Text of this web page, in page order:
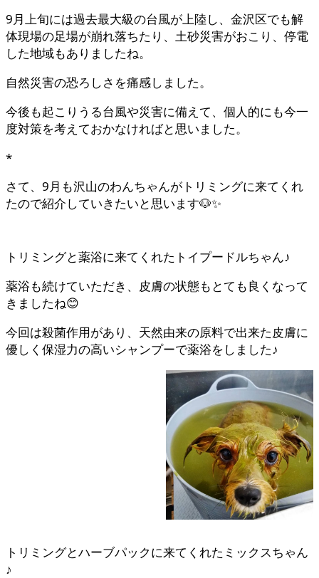
9月上旬には過去最大級の台風が上陸し、金沢区でも解
体現場の足場が崩れ落ちたり、土砂災害がおこり、停電
した地域もありましたね。
自然災害の恐ろしさを痛感しました。
今後も起こりうる台風や災害に備えて、個人的にも今一
度対策を考えておかなければと思いました。
*
さて、9月も沢山のわんちゃんがトリミングに来てくれ
たので紹介していきたいと思います🐶✨
トリミングと薬浴に来てくれたトイプードルちゃん♪
薬浴も続けていただき、皮膚の状態もとても良くなって
きましたね😊
今回は殺菌作用があり、天然由来の原料で出来た皮膚に
優しく保湿力の高いシャンプーで薬浴をしました♪
トリミングとハーブパックに来てくれたミックスちゃん
♪